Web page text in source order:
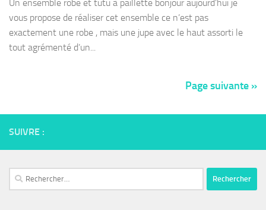
Un ensemble robe et tutu à paillette bonjour aujourd’hui je
vous propose de réaliser cet ensemble ce n’est pas
exactement une robe , mais une jupe avec le haut assorti le
tout agrémenté d’un...
Page suivante »
SUIVRE :
Rechercher :